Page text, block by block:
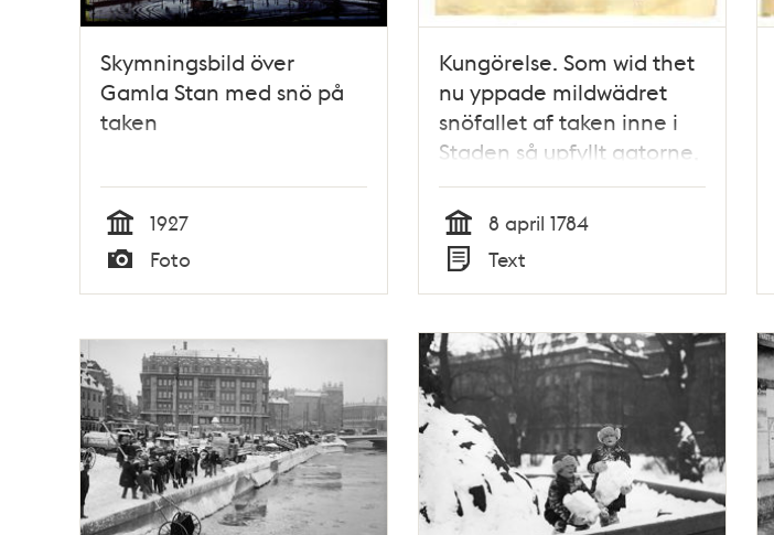
Skymningsbild över
Gamla Stan med snö på
taken
Tid
1927
Typ
Foto
Kungörelse. Som wid thet
nu yppade mildwädret
snöfallet af taken inne i
Staden så upfyllt gatorne,
i synnerhet gränderne, at
passagen af then fallne
snöen til en betydelig del
hindras... Stockholm, then
8 april 1784.
Tid
8 april 1784
Typ
Text